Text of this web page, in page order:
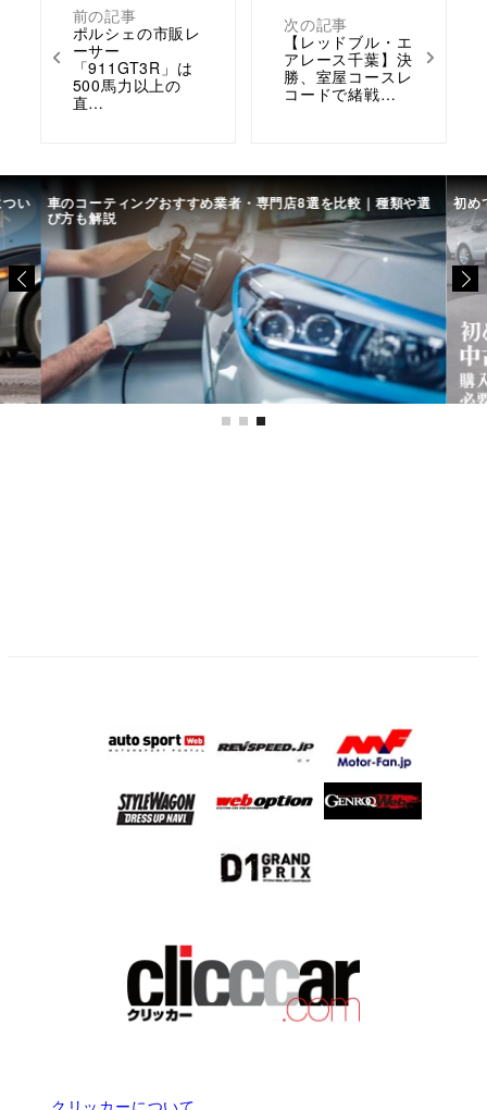
前の記事
ポルシェの市販レ
ーサー
「911GT3R」は
500馬力以上の
直…
次の記事
【レッドブル・エ
アレース千葉】決
勝、室屋コースレ
コードで緒戦…
い 車のコーティングおすすめ業者・専門店8選を比較｜種類や選
び方も解説
初め
クリッカーについて